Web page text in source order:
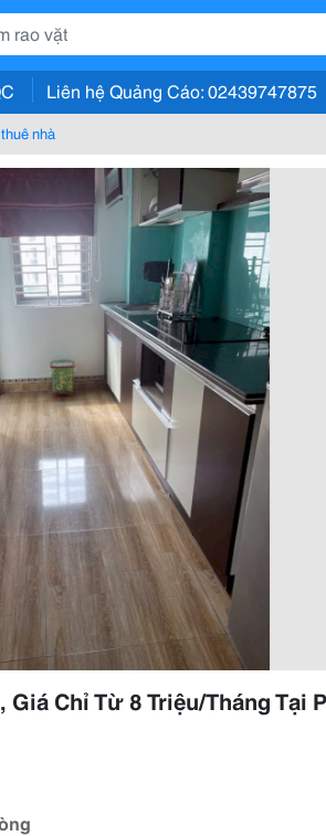
Liên hệ Quảng Cáo: 02439747875
nhà
Giá Chỉ Từ 8 Triệu/Tháng Tại